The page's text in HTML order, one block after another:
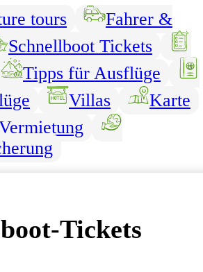
tours
Fahrer &
Schnellboot Tickets
Tipps für Ausflüge
Villas
Karte
Tickets